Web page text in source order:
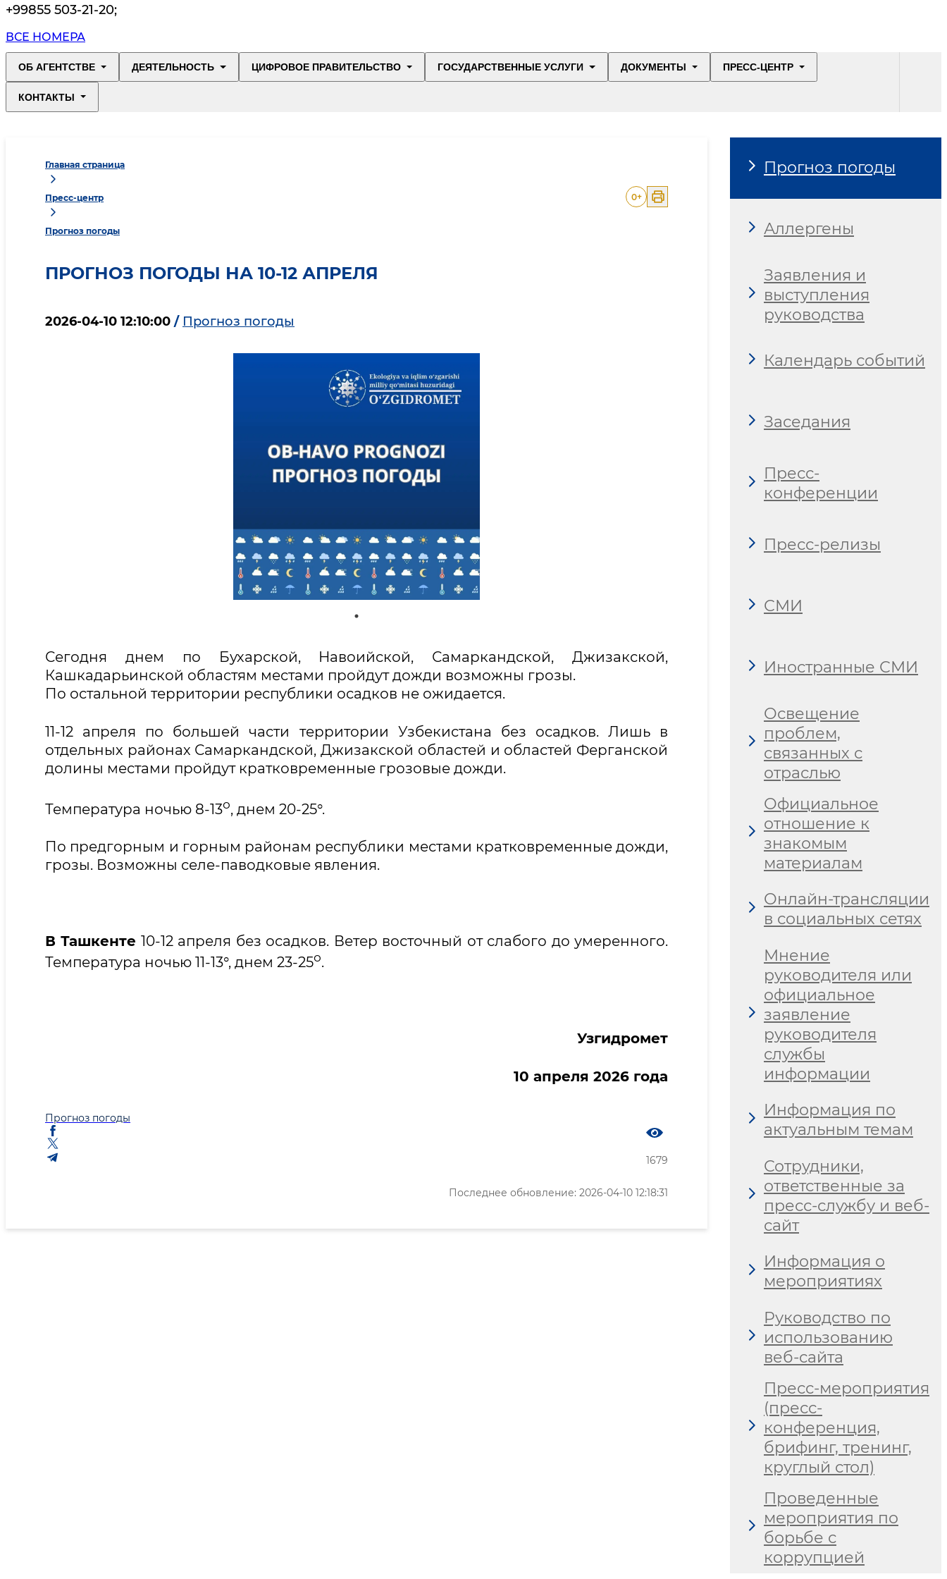
+99855 503-21-20;
ВСЕ НОМЕРА
ОБ АГЕНТСТВЕ ДЕЯТЕЛЬНОСТЬ ЦИФРОВОЕ ПРАВИТЕЛЬСТВО ГОСУДАРСТВЕННЫЕ УСЛУГИ ДОКУМЕНТЫ ПРЕСС-ЦЕНТР
КОНТАКТЫ
Главная страница
Пресс-центр
Прогноз погоды
0+
ПРОГНОЗ ПОГОДЫ НА 10-12 АПРЕЛЯ
2026-04-10 12:10:00 / Прогноз погоды
Сегодня днем по Бухарской, Навоийской, Самаркандской, Джизакской,
Кашкадарьинской областям местами пройдут дожди возможны грозы.
По остальной территории республики осадков не ожидается.
11-12 апреля по большей части территории Узбекистана без осадков. Лишь в
отдельных районах Самаркандской, Джизакской областей и областей Ферганской
долины местами пройдут кратковременные грозовые дожди.
Температура ночью 8-13о, днем 20-25°.
По предгорным и горным районам республики местами кратковременные дожди,
грозы. Возможны селе-паводковые явления.
В Ташкенте 10-12 апреля без осадков. Ветер восточный от слабого до умеренного.
Температура ночью 11-13°, днем 23-25о.
Узгидромет
10 апреля 2026 года
Прогноз погоды
1679
Последнее обновление: 2026-04-10 12:18:31
Прогноз погоды
Аллергены
Заявления и
выступления
руководства
Календарь событий
Заседания
Пресс-
конференции
Пресс-релизы
СМИ
Иностранные СМИ
Освещение
проблем,
связанных с
отраслью
Официальное
отношение к
знакомым
материалам
Онлайн-трансляции
в социальных сетях
Мнение
руководителя или
официальное
заявление
руководителя
службы
информации
Информация по
актуальным темам
Сотрудники,
ответственные за
пресс-службу и веб-
сайт
Информация о
мероприятиях
Руководство по
использованию
веб-сайта
Пресс-мероприятия
(пресс-
конференция,
брифинг, тренинг,
круглый стол)
Проведенные
мероприятия по
борьбе с
коррупцией